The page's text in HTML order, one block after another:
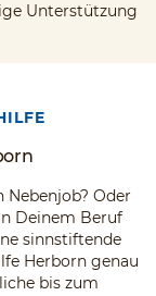
Unterstützung
Oder
Deinem Beruf
sinnstiftende
Herborn genau
bis zum